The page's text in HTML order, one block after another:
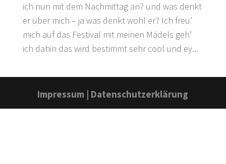
ich nun mit dem Nachmittag an? und was denkt
er über mich – ja was denkt wohl er? Ich freu’
mich auf das Festival mit meinen Mädels geh’
ich dahin das wird bestimmt sehr cool und ey...
Impressum | Datenschutzerklärung